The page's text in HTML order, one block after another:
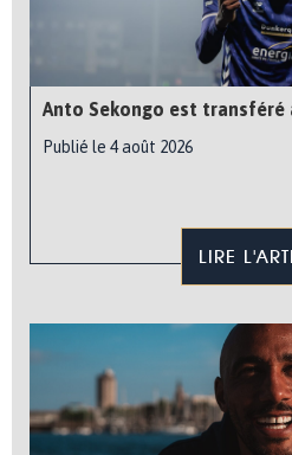
Anto Sekongo est transféré
Publié le 4 août 2026
LIRE